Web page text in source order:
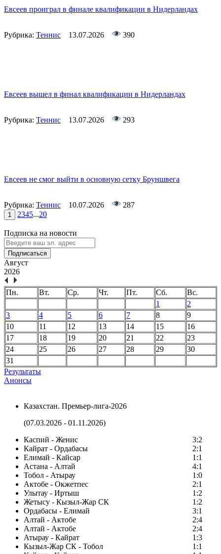
Евсеев проиграл в финале квалификации в Нидерландах
Рубрика: Теннис 13.07.2026 390
Евсеев вышел в финал квалификации в Нидерландах
Рубрика: Теннис 13.07.2026 293
Евсеев не смог выйти в основную сетку Бруншвега
Рубрика: Теннис 10.07.2026 287
1 2345...20
Подписка на новости
Подписаться
Август
2026
Пн. Вт. Ср. Чт. Пт. Сб.
Вс.
1
2
3
4 5 6 7 8
9
10
11 12 13 14 15
16
17
18 19 20 21 22
23
24
25 26 27 28 29
30
31
Результаты
Анонсы
Казахстан. Премьер-лига-2026
(07.03.2026 - 01.11.2026)
Каспий - Женис
3:2
Кайрат - Ордабасы
2:1
Елимай - Кайсар
1:1
Астана - Алтай
4:1
Тобол - Атырау
1:0
Актобе - Окжетпес
2:1
Улытау - Иртыш
1:2
Жетысу - Кызыл-Жар СК
1:2
Ордабасы - Елимай
3:1
Алтай - Актобе
2:4
Алтай - Актобе
2:4
Атырау - Кайрат
1:3
Кызыл-Жар СК - Тобол
1:1